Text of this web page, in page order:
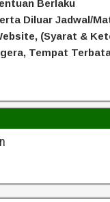
Berlaku
Diluar Jadwal/
(Syarat &
Tempat